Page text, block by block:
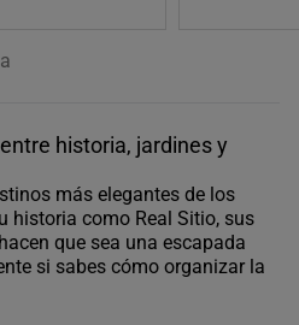
historia, jardines y
más elegantes de los
historia como Real Sitio, sus
que sea una escapada
si sabes cómo organizar la